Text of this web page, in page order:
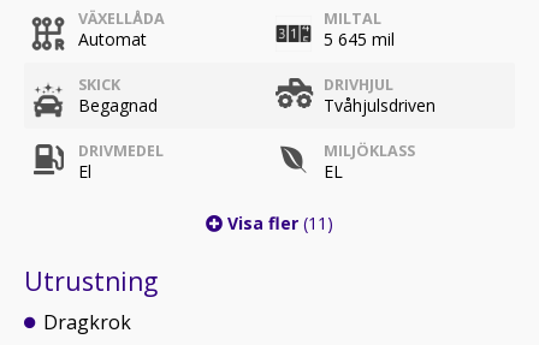
VÄXELLÅDA
Automat
MILTAL
5 645 mil
SKICK
Begagnad
DRIVHJUL
Tvåhjulsdriven
DRIVMEDEL
El
MILJÖKLASS
EL
Visa fler (11)
Utrustning
Dragkrok